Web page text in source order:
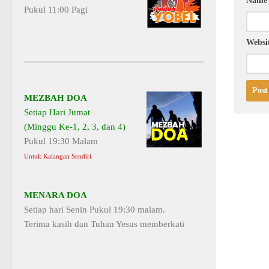
Pukul 11:00 Pagi
MEZBAH DOA
Setiap Hari Jumat
(Minggu Ke-1, 2, 3, dan 4)
Pukul 19:30 Malam
Untuk Kalangan Sendiri
MENARA DOA
Setiap hari Senin Pukul 19:30 malam.
Terima kasih dan Tuhan Yesus memberkati